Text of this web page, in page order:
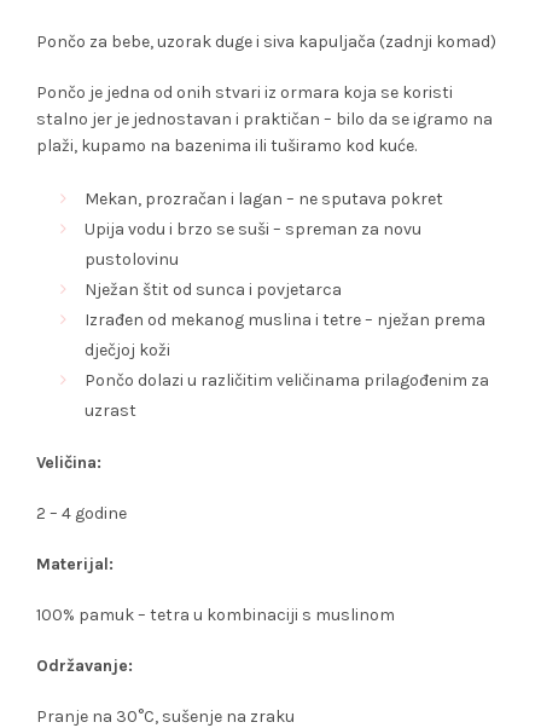
Pončo za bebe, uzorak duge i siva kapuljača (zadnji komad)
Pončo je jedna od onih stvari iz ormara koja se koristi
stalno jer je jednostavan i praktičan – bilo da se igramo na
plaži, kupamo na bazenima ili tuširamo kod kuće.
Mekan, prozračan i lagan – ne sputava pokret
Upija vodu i brzo se suši – spreman za novu
pustolovinu
Nježan štit od sunca i povjetarca
Izrađen od mekanog muslina i tetre – nježan prema
dječjoj koži
Pončo dolazi u različitim veličinama prilagođenim za
uzrast
Veličina:
2 – 4 godine
Materijal:
100% pamuk – tetra u kombinaciji s muslinom
Održavanje:
Pranje na 30°C, sušenje na zraku